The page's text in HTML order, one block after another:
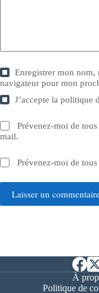
Enregistrer mon nom,
navigateur pour mon
J’accepte lapolitique
Prévenez-moi de
mail.
Prévenez-moi de
Laisser un
À
Politique de